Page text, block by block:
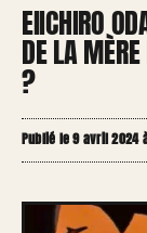
EIICHIRO
DE LA
?
Publié le 9 avril 2024